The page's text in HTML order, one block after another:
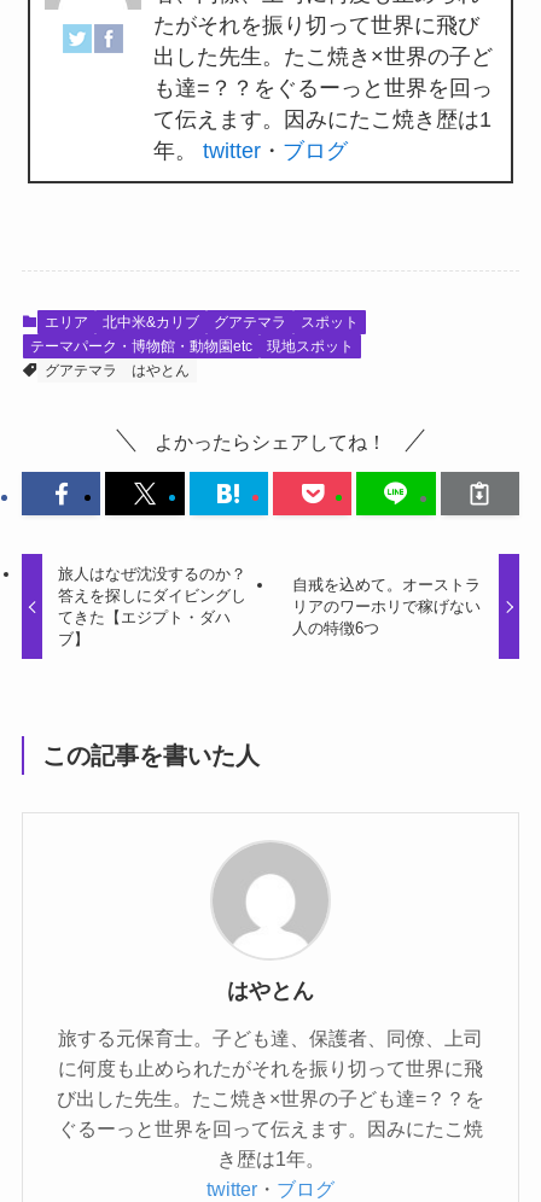
たがそれを振り切って世界に飛び
出した先生。たこ焼き×世界の子ど
も達=？？をぐるーっと世界を回っ
て伝えます。因みにたこ焼き歴は1
年。 twitter・ ブログ
エリア 北中米&カリブ グアテマラ
スポット
テーマパーク・博物館・動物園etc
現地スポット
グアテマラ
はやとん
よかったらシェアしてね！
旅人はなぜ沈没するのか？
答えを探しにダイビングし
てきた【エジプト・ダハ
ブ】
自戒を込めて。オーストラ
リアのワーホリで稼げない
人の特徴6つ
この記事を書いた人
はやとん
旅する元保育士。子ども達、保護者、同僚、上司
に何度も止められたがそれを振り切って世界に飛
び出した先生。たこ焼き×世界の子ども達=？？を
ぐるーっと世界を回って伝えます。因みにたこ焼
き歴は1年。
twitter ・ ブログ